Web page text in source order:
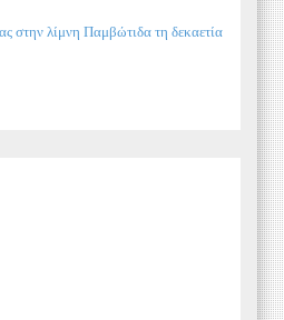
στην λίμνη Παμβώτιδα τη δεκαετία